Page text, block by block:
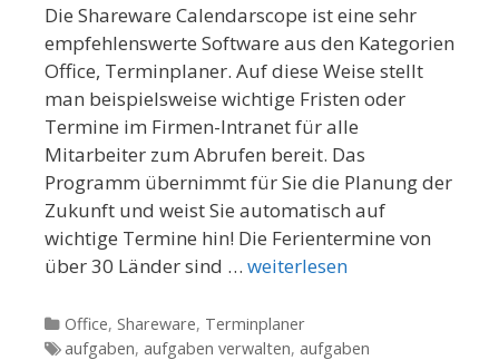
Die Shareware Calendarscope ist eine sehr
empfehlenswerte Software aus den Kategorien
Office, Terminplaner. Auf diese Weise stellt
man beispielsweise wichtige Fristen oder
Termine im Firmen-Intranet für alle
Mitarbeiter zum Abrufen bereit. Das
Programm übernimmt für Sie die Planung der
Zukunft und weist Sie automatisch auf
wichtige Termine hin! Die Ferientermine von
über 30 Länder sind … weiterlesen
Kategorien
Office, Shareware, Terminplaner
Tags
aufgaben, aufgaben verwalten, aufgaben